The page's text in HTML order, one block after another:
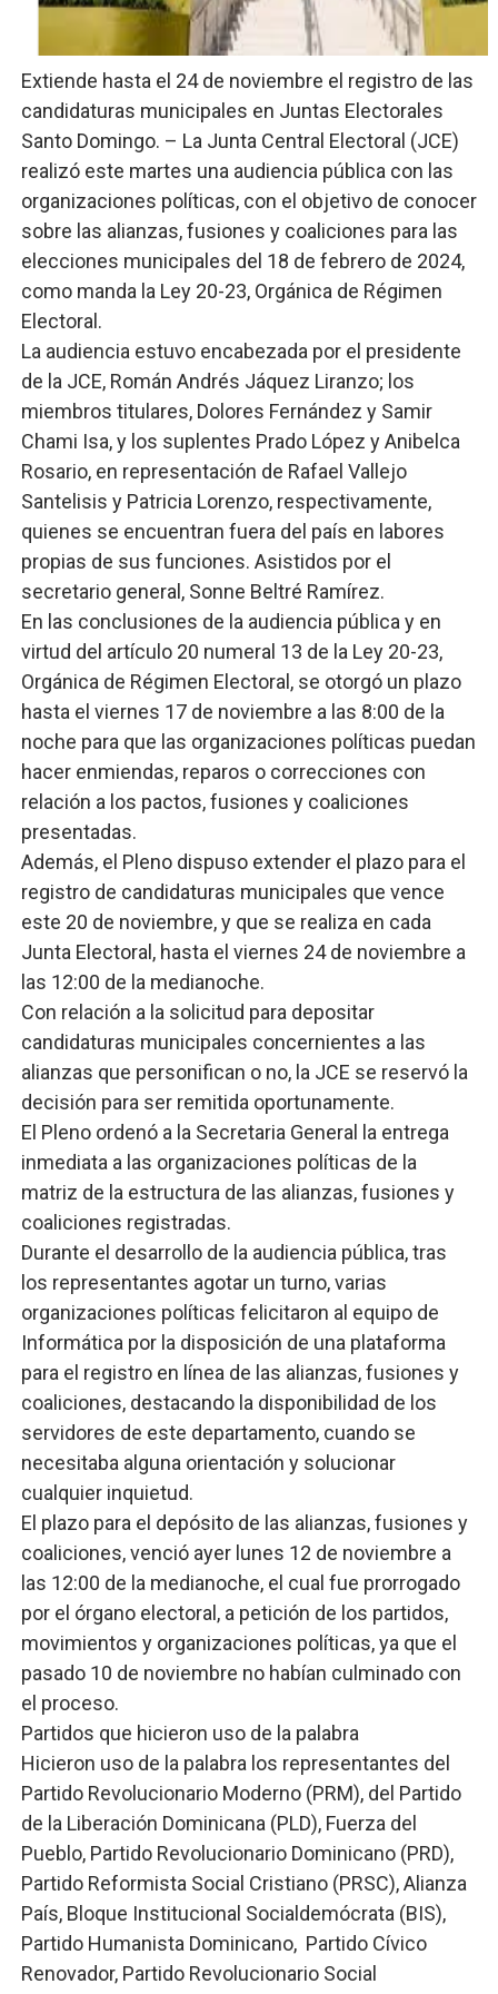
El PRM renueva su cúpula directiva: Luis Abinader
Fellito Suberví inspecciona obras en las “villas” y
Comedores Comunitarios de DASAC garantizan
UNTC inicia ofensiva para recuperar fuerza gremial
PRM escogerá este domingo su nueva cúpula
Candidato a presidente del Colegio de Notarios hace
Extiende hasta el 24 de noviembre el registro de las
candidaturas municipales en Juntas Electorales
Santo Domingo. – La Junta Central Electoral (JCE)
realizó este martes una audiencia pública con las
organizaciones políticas, con el objetivo de conocer
sobre las alianzas, fusiones y coaliciones para las
elecciones municipales del 18 de febrero de 2024,
como manda la Ley 20-23, Orgánica de Régimen
Electoral.
La audiencia estuvo encabezada por el presidente
de la JCE, Román Andrés Jáquez Liranzo; los
miembros titulares, Dolores Fernández y Samir
Chami Isa, y los suplentes Prado López y Anibelca
Rosario, en representación de Rafael Vallejo
Santelisis y Patricia Lorenzo, respectivamente,
quienes se encuentran fuera del país en labores
propias de sus funciones. Asistidos por el
secretario general, Sonne Beltré Ramírez.
En las conclusiones de la audiencia pública y en
virtud del artículo 20 numeral 13 de la Ley 20-23,
Orgánica de Régimen Electoral, se otorgó un plazo
hasta el viernes 17 de noviembre a las 8:00 de la
noche para que las organizaciones políticas puedan
hacer enmiendas, reparos o correcciones con
relación a los pactos, fusiones y coaliciones
presentadas.
Además, el Pleno dispuso extender el plazo para el
registro de candidaturas municipales que vence
este 20 de noviembre, y que se realiza en cada
Junta Electoral, hasta el viernes 24 de noviembre a
las 12:00 de la medianoche.
Con relación a la solicitud para depositar
candidaturas municipales concernientes a las
alianzas que personifican o no, la JCE se reservó la
decisión para ser remitida oportunamente.
El Pleno ordenó a la Secretaria General la entrega
inmediata a las organizaciones políticas de la
matriz de la estructura de las alianzas, fusiones y
coaliciones registradas.
Durante el desarrollo de la audiencia pública, tras
los representantes agotar un turno, varias
organizaciones políticas felicitaron al equipo de
Informática por la disposición de una plataforma
para el registro en línea de las alianzas, fusiones y
coaliciones, destacando la disponibilidad de los
servidores de este departamento, cuando se
necesitaba alguna orientación y solucionar
cualquier inquietud.
El plazo para el depósito de las alianzas, fusiones y
coaliciones, venció ayer lunes 12 de noviembre a
las 12:00 de la medianoche, el cual fue prorrogado
por el órgano electoral, a petición de los partidos,
movimientos y organizaciones políticas, ya que el
pasado 10 de noviembre no habían culminado con
el proceso.
Partidos que hicieron uso de la palabra
Hicieron uso de la palabra los representantes del
Partido Revolucionario Moderno (PRM), del Partido
de la Liberación Dominicana (PLD), Fuerza del
Pueblo, Partido Revolucionario Dominicano (PRD),
Partido Reformista Social Cristiano (PRSC), Alianza
País, Bloque Institucional Socialdemócrata (BIS),
Partido Humanista Dominicano, Partido Cívico
Renovador, Partido Revolucionario Social